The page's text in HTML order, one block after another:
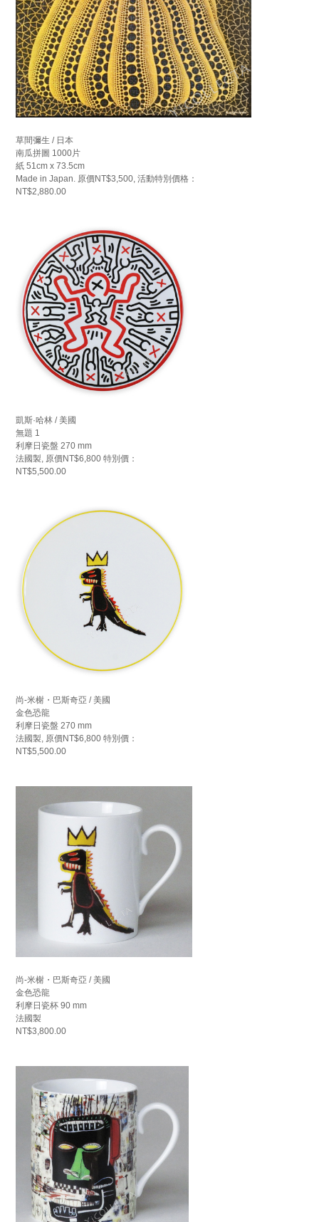
草間彌生 / 日本
南瓜拼圖 1000片
紙 51cm x 73.5cm
Made in Japan. 原價NT$3,500, 活動特別價格：
NT$2,880.00
凱斯·哈林 / 美國
無題 1
利摩日瓷盤 270 mm
法國製, 原價NT$6,800 特別價：
NT$5,500.00
尚-米榭・巴斯奇亞 / 美國
金色恐龍
利摩日瓷盤 270 mm
法國製, 原價NT$6,800 特別價：
NT$5,500.00
尚-米榭・巴斯奇亞 / 美國
金色恐龍
利摩日瓷杯 90 mm
法國製
NT$3,800.00